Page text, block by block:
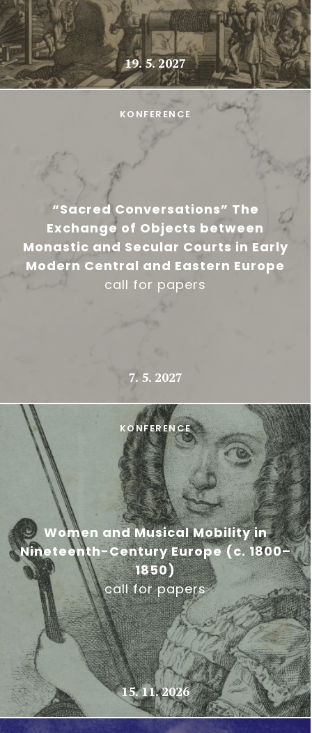
19. 5. 2027
“Sacred Conversations” The
Exchange of Objects between
Monastic and Secular Courts in Early
Modern Central and Eastern Europe
call for papers
KONFERENCE
7. 5. 2027
Women and Musical Mobility in
Nineteenth-Century Europe (c. 1800–
1850)
call for papers
KONFERENCE
15. 11. 2026